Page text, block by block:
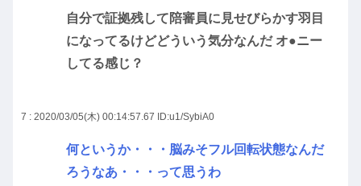
自分で証拠残して陪審員に見せびらかす羽目
になってるけどどういう気分なんだ オ●ニー
してる感じ？
7 : 2020/03/05(木) 00:14:57.67 ID:u1/SybiA0
何というか・・・脳みそフル回転状態なんだ
ろうなあ・・・って思うわ